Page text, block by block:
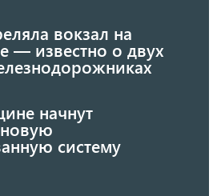
вокзал на
— известно о двух
начнут
новую
систему